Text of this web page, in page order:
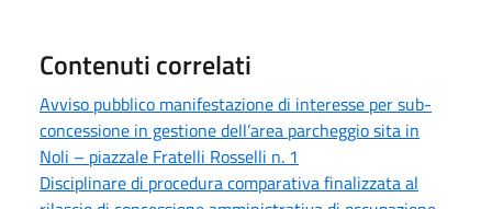
Contenuti correlati
Avviso pubblico manifestazione di interesse per sub-
concessione in gestione dell’area parcheggio sita in
Noli – piazzale Fratelli Rosselli n. 1
Disciplinare di procedura comparativa finalizzata al